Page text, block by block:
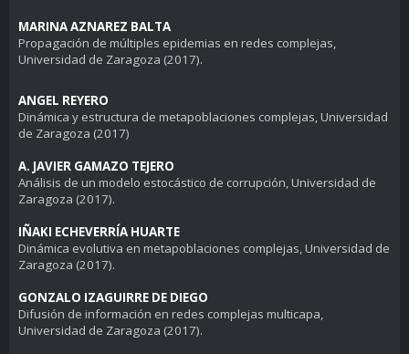
MARINA AZNAREZ BALTA
Propagación de múltiples epidemias en redes complejas,
Universidad de Zaragoza (2017).
ANGEL REYERO
Dinámica y estructura de metapoblaciones complejas, Universidad
de Zaragoza (2017)
A. JAVIER GAMAZO TEJERO
Análisis de un modelo estocástico de corrupción, Universidad de
Zaragoza (2017).
IÑAKI ECHEVERRÍA HUARTE
Dinámica evolutiva en metapoblaciones complejas, Universidad de
Zaragoza (2017).
GONZALO IZAGUIRRE DE DIEGO
Difusión de información en redes complejas multicapa,
Universidad de Zaragoza (2017).